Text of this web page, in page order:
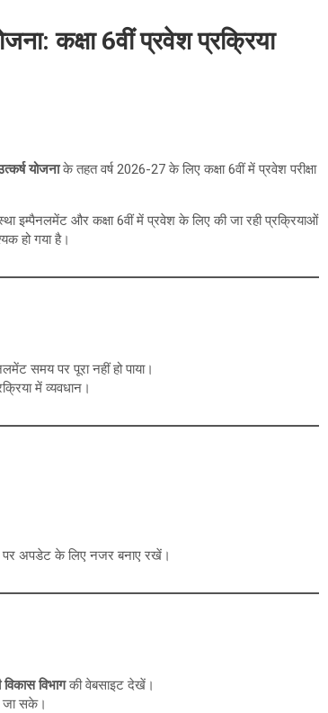
कक्षा 6वीं प्रवेश प्रक्रिया
योजनाके तहत वर्ष 2026-27 के लिए कक्षा 6वीं में प्रवेश परीक्षा
इम्पैनलमेंट और कक्षा 6वीं में प्रवेश के लिए की जा रही प्रक्रियाओं
हो गया है।
समय पर पूरा नहीं हो पाया।
में व्यवधान।
पर अपडेट के लिए नजर बनाए रखें।
विभागकी वेबसाइट देखें।
जा सके।